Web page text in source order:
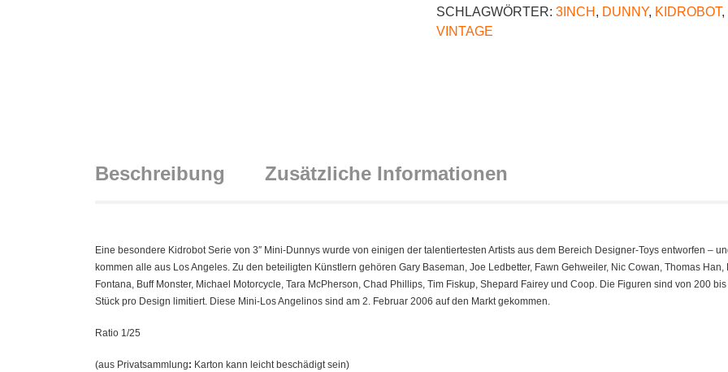
SCHLAGWÖRTER: 3INCH , DUNNY, KIDROBOT,
VINTAGE
Beschreibung Zusätzliche Informationen
Eine besondere Kidrobot Serie von 3″ Mini-Dunnys wurde von einigen der talentiertesten Artists aus dem Bereich Designer-Toys entworfen –
kommen alle aus Los Angeles. Zu den beteiligten Künstlern gehören Gary Baseman, Joe Ledbetter, Fawn Gehweiler, Nic Cowan, Thomas Han,
Fontana, Buff Monster, Michael Motorcycle, Tara McPherson, Chad Phillips, Tim Fiskup, Shepard Fairey und Coop. Die Figuren sind von 200
Stück pro Design limitiert. Diese Mini-Los Angelinos sind am 2. Februar 2006 auf den Markt gekommen.
Ratio 1/25
(aus Privatsammlung: Karton kann leicht beschädigt sein)